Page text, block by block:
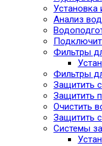
Установка
Анализ
Фильтры
Фильтры
Защитить
Защитить
Очистить
Защитить
Системы